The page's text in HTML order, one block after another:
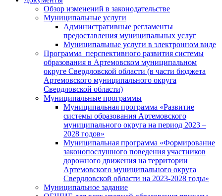
Обзор изменений в законодательстве
Муниципальные услуги
Административные регламенты
предоставления муниципальных услуг
Муниципальные услуги в электронном виде
Программа перспективного развития системы
образования в Артемовском муниципальном
округе Свердловской области (в части бюджета
Артемовского муниципального округа
Свердловской области)
Муниципальные программы
Муниципальная программа «Развитие
системы образования Артемовского
муниципального округа на период 2023 –
2028 годов»
Муниципальная программа «Формирование
законопослушного поведения участников
дорожного движения на территории
Артемовского муниципального округа
Свердловской области на 2023-2028 годы»
Муниципальное задание